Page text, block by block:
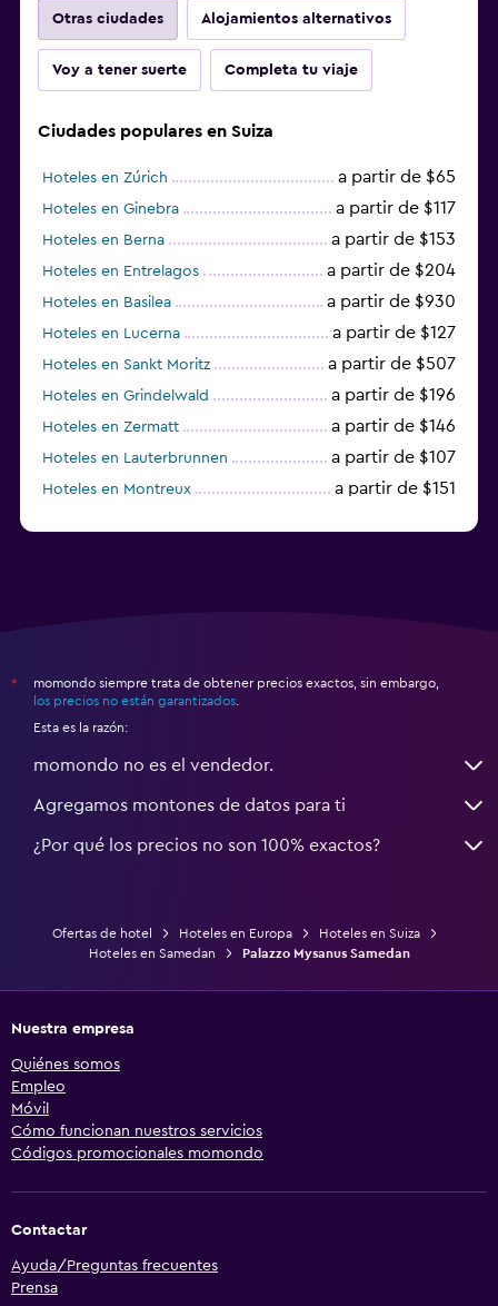
Otras ciudades Alojamientos alternativos
Voy a tener suerte Completa tu viaje
Ciudades populares en Suiza
Hoteles en Zúrich a partir de $65
Hoteles en Ginebra a partir de $117
Hoteles en Berna a partir de $153
Hoteles en Entrelagos a partir de $204
Hoteles en Basilea a partir de $930
Hoteles en Lucerna a partir de $127
Hoteles en Sankt Moritz a partir de $507
Hoteles en Grindelwald a partir de $196
Hoteles en Zermatt a partir de $146
Hoteles en Lauterbrunnen a partir de $107
Hoteles en Montreux a partir de $151
*
momondo siempre trata de obtener precios exactos, sin embargo,
los precios no están garantizados
Esta es la razón:
momondo no es el vendedor.
Agregamos montones de datos para ti
¿Por qué los precios no son 100% exactos?
Ofertas de hotel Hoteles en Europa
Hoteles en Suiza
Hoteles en Samedan
Palazzo Mysanus Samedan
Nuestra empresa
Quiénes somos
Empleo
Móvil
Cómo funcionan nuestros servicios
Códigos promocionales momondo
Contactar
Ayuda/Preguntas frecuentes
Prensa